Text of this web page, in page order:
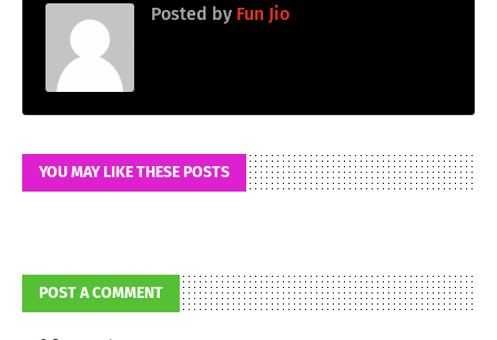
Posted by Fun Jio
YOU MAY LIKE THESE POSTS
POST A COMMENT